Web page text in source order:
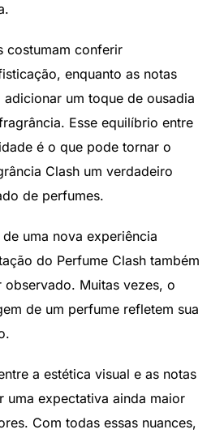
costumam conferir
enquanto as notas
um toque de ousadia
Esse equilíbrio entre
é o que pode tornar o
Clash um verdadeiro
de perfumes.
uma nova experiência
do Perfume Clash também
observado. Muitas vezes, o
de um perfume refletem sua
a estética visual e as notas
uma expectativa ainda maior
Com todas essas nuances,